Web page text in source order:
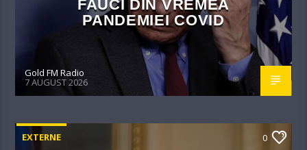
FAUCI DIN VREMEA
PANDEMIEI COVID
Gold FM Radio
7 AUGUST 2026
EXTERNE 0